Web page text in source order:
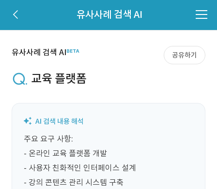
유사사례 검색 AI
유사사례 검색 AI 공유하기
교육 플랫폼
주요 요구 사항:
- 온라인 교육 플랫폼 개발
- 사용자 친화적인 인터페이스 설계
- 강의 콘텐츠 관리 시스템 구축